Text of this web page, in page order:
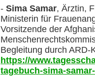
- Sima Samar, Ärztin,
Ministerin für
Vorsitzende der
Begleitung durch ARD-
https://
tagebuch-sima-